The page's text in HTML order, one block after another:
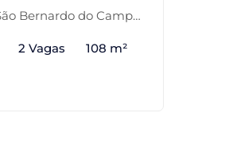
Bernardo do Campo-SP
2 Vagas 108 m²